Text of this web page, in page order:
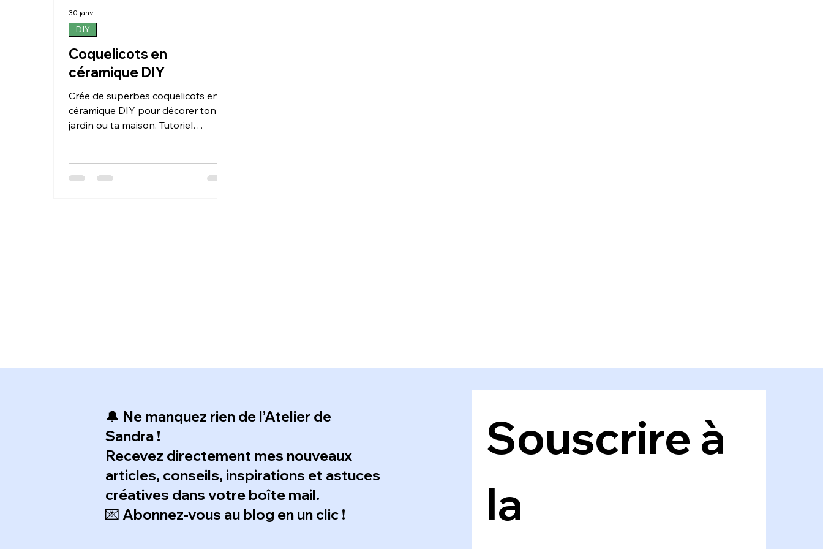
🔔 Ne manquez rien de l’Atelier de
Sandra !
Recevez directement mes nouveaux
articles, conseils, inspirations et astuces
créatives dans votre boîte mail.
💌 Abonnez-vous au blog en un clic !
Souscrire à
la
Coquelicots en
céramique DIY
Crée de superbes coquelicots en
céramique DIY pour décorer ton
jardin ou ta maison. Tutoriel
DIY
30 janv.